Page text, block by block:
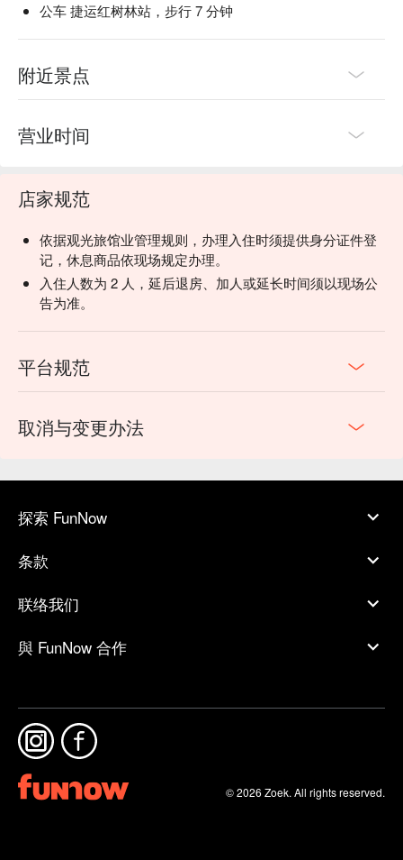
公车 捷运红树林站，步行 7 分钟
附近景点
营业时间
店家规范
依据观光旅馆业管理规则，办理入住时须提供身分证件登
记，休息商品依现场规定办理。
入住人数为 2 人，延后退房、加人或延长时间须以现场公
告为准。
平台规范
取消与变更办法
探索 FunNow
条款
联络我们
與 FunNow 合作
© 2026 Zoek. All rights reserved.